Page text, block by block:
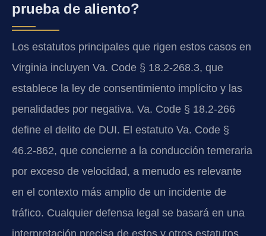
prueba de aliento?
Los estatutos principales que rigen estos casos en
Virginia incluyen Va. Code § 18.2-268.3, que
establece la ley de consentimiento implícito y las
penalidades por negativa. Va. Code § 18.2-266
define el delito de DUI. El estatuto Va. Code §
46.2-862, que concierne a la conducción temeraria
por exceso de velocidad, a menudo es relevante
en el contexto más amplio de un incidente de
tráfico. Cualquier defensa legal se basará en una